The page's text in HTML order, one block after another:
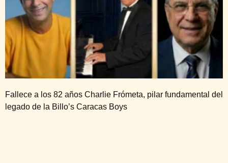
Fallece a los 82 años Charlie Frómeta, pilar fundamental del
legado de la Billo’s Caracas Boys